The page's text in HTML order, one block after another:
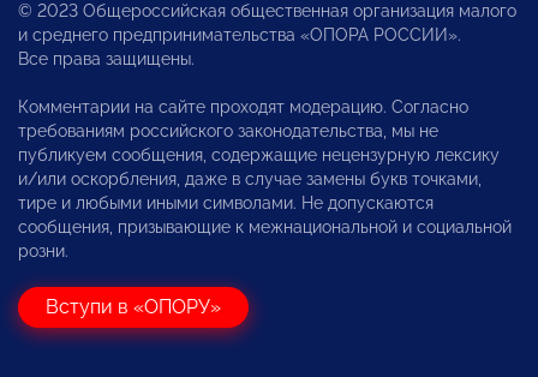
© 2023 Общероссийская общественная организация малого
и среднего предпринимательства «ОПОРА РОССИИ».
Все права защищены.
Комментарии на сайте проходят модерацию. Согласно
требованиям российского законодательства, мы не
публикуем сообщения, содержащие нецензурную лексику
и/или оскорбления, даже в случае замены букв точками,
тире и любыми иными символами. Не допускаются
сообщения, призывающие к межнациональной и социальной
розни.
Вступи в «ОПОРУ»